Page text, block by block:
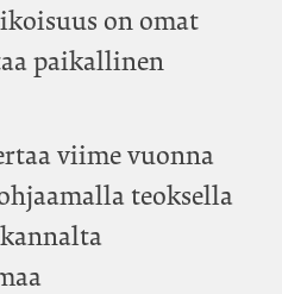
on omat
paikallinen
viime vuonna
teoksella